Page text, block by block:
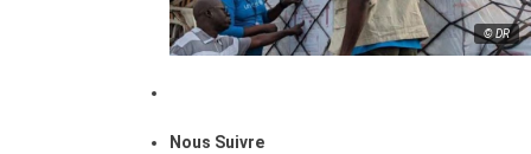
© DR
Nous Suivre